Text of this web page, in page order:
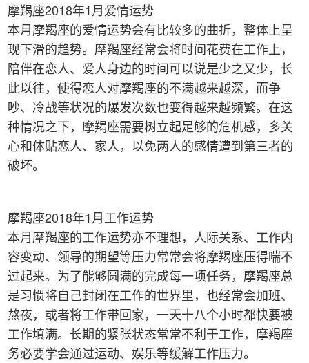
摩羯座2018年1月爱情运势
本月摩羯座的爱情运势会有比较多的曲折，整体上呈
现下滑的趋势。摩羯座经常会将时间花费在工作上，
陪伴在恋人、爱人身边的时间可以说是少之又少，长
此以往，使得恋人对摩羯座的不满越来越深，而争
吵、冷战等状况的爆发次数也变得越来越频繁。在这
种情况之下，摩羯座需要树立起足够的危机感，多关
心和体贴恋人、家人，以免两人的感情遭到第三者的
破坏。
摩羯座2018年1月工作运势
本月摩羯座的工作运势亦不理想，人际关系、工作内
容变动、领导的期望等压力常常会将摩羯座压得喘不
过起来。为了能够圆满的完成每一项任务，摩羯座总
是习惯将自己封闭在工作的世界里，也经常会加班、
熬夜，或者将工作带回家，一天十八个小时都快要被
工作填满。长期的紧张状态常常不利于工作，摩羯座
务必要学会通过运动、娱乐等缓解工作压力。